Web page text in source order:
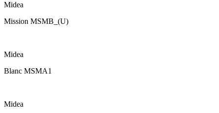
Midea
Mission MSMB_(U)
Midea
Blanc MSMA1
Midea